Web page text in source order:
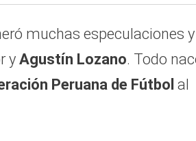
muchas especulaciones y
y Agustín Lozano. Todo
Peruana de Fútbol al